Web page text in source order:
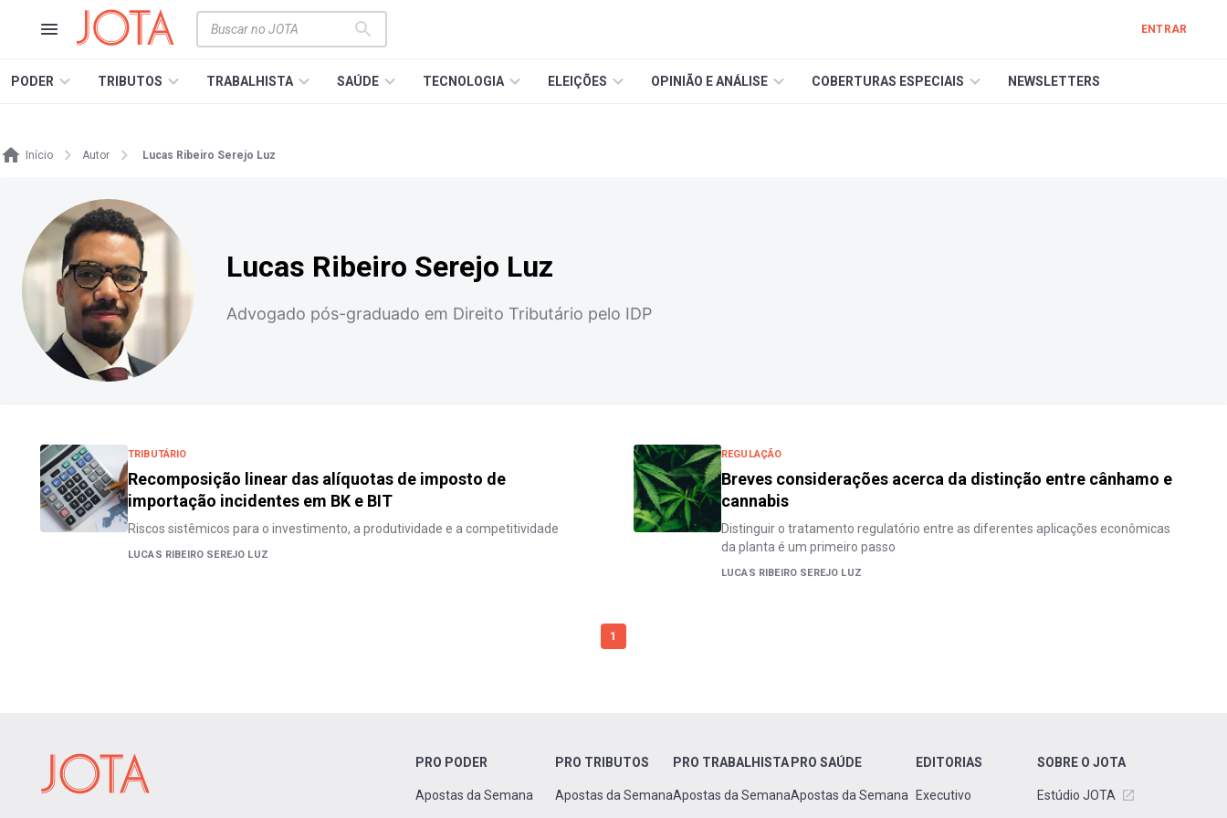
ENTRAR
PODER TRIBUTOS TRABALHISTA SAÚDE TECNOLOGIA ELEIÇÕES OPINIÃO E ANÁLISE COBERTURAS ESPECIAIS NEWSLETTERS
Início Autor Lucas Ribeiro Serejo Luz
Lucas Ribeiro Serejo Luz
Advogado pós-graduado em Direito Tributário pelo IDP
TRIBUTÁRIO
Recomposição linear das alíquotas de imposto de
importação incidentes em BK e BIT
Riscos sistêmicos para o investimento, a produtividade e a competitividade
LUCAS RIBEIRO SEREJO LUZ
REGULAÇÃO
Breves considerações acerca da distinção entre cânhamo e
cannabis
Distinguir o tratamento regulatório entre as diferentes aplicações econômicas
da planta é um primeiro passo
LUCAS RIBEIRO SEREJO LUZ
1
PRO PODER
Apostas da Semana
PRO TRIBUTOS
Apostas da Semana
PRO TRABALHISTA
Apostas da Semana
PRO SAÚDE
Apostas da Semana
EDITORIAS
Executivo
SOBRE O JOTA
Estúdio JOTA